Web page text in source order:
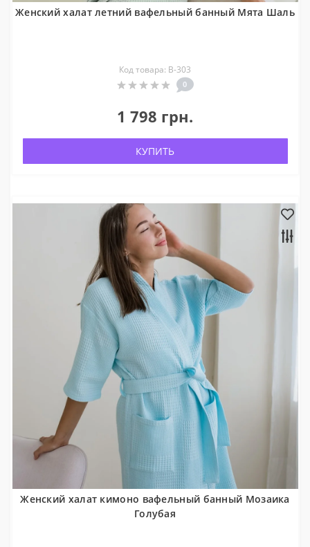
Женский халат летний вафельный банный Мята Шаль
Код товара: В-303
0
1 798 грн.
КУПИТЬ
Женский халат кимоно вафельный банный Мозаика
Голубая